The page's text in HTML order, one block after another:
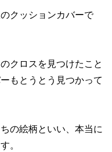
クッションカバーで
クロスを見つけたこと
もとうとう見つかって
の絵柄といい、本当に
。